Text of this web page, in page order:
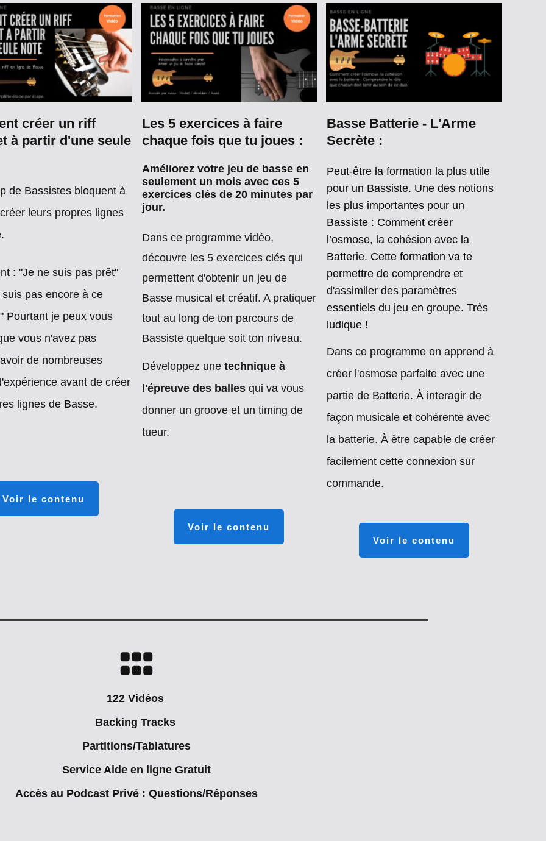
créer un riff
à partir d'une seule
de Bassistes bloquent à
leurs propres lignes
: "Je ne suis pas prêt"
pas encore à ce
Pourtant je peux vous
vous n'avez pas
de nombreuses
avant de créer
lignes de Basse.
Voir le contenu
Les 5 exercices à faire
chaque fois que tu joues :
Améliorez votre jeu de basse en
seulement un mois avec ces 5
exercices clés de 20 minutes par
jour.
Dans ce programme vidéo,
découvre les 5 exercices clés qui
permettent d'obtenir un jeu de
Basse musical et créatif. A pratiquer
tout au long de ton parcours de
Bassiste quelque soit ton niveau.
Développez une technique à
l'épreuve des ballesqui va vous
donner un groove et un timing de
tueur.
Voir le contenu
Basse Batterie - L'Arme
Secrète :
Peut-être la formation la plus utile
pour un Bassiste. Une des notions
les plus importantes pour un
Bassiste : Comment créer
l’osmose, la cohésion avec la
Batterie. Cette formation va te
permettre de comprendre et
d'assimiler des paramètres
essentiels du jeu en groupe. Très
ludique !
Dans ce programme on apprend à
créer l'osmose parfaite avec une
partie de Batterie. À interagir de
façon musicale et cohérente avec
la batterie. À être capable de créer
facilement cette connexion sur
commande.
Voir le contenu
122 Vidéos
Backing Tracks
Partitions/Tablatures
Service Aide en ligne Gratuit
Accès au Podcast Privé : Questions/Réponses